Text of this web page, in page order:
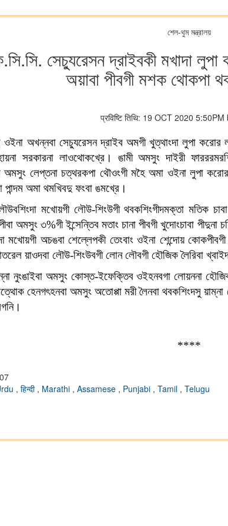
শেল-থুম মন্ত্রালয়
সেচ্যুরেসন দ্রাইবকী মখাদা
অয়াবা পীবগী মশক থোকপা
प्रविष्टि तिथि: 19 OCT 2020
অখন্নবা সেচ্যুরেসন দ্রাইব অমগী খুত্থাংদা লুপা করোর
সরকারনা লাওথোকখ্রে। ঙামী অমসুং দাইরী
অমসুং লেপ্তনা চত্থরকপা থৌওংগী মহৈ অমা ওইনা লুপা
অমা থমখিবদু ফংবা ঙমখ্রে।
মখোয়গী লৌউ-শিংউগী থবকশিংগীদমক্তা মতিক
অমসুং ৩%গী ইন্সেন্তিব মতাং চানা পীবগী খুদোংচাবা পীদুনা
অচঙবা শেল্লেপকী তেংবাং ওইনা শেন্দোয়
য়াওদবা লৌউ-শিংউবগী লোন লৌবগী হৌজিক লৈরিবা
নুংঙাইবা অমসুং কোস্ত-ইফেক্তিব ওইহনবগা লোয়ননা হৌজিক
হেনগৎহনবা অমসুং অতোপ্পা মরী লৈনবা থবকশিংদসু
****
, हिन्दी , Marathi , Assamese , Punjabi , Tamil , Telugu